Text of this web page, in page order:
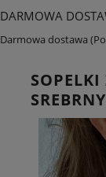
DARMOWA
Darmowa dostawa
SREBRNY